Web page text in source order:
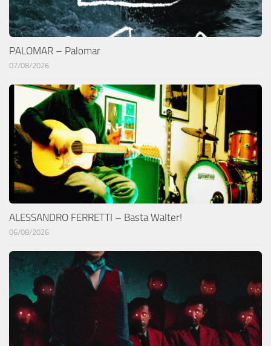
PALOMAR – Palomar
07/08/2026
ALESSANDRO FERRETTI – Basta Walter!
06/08/2026